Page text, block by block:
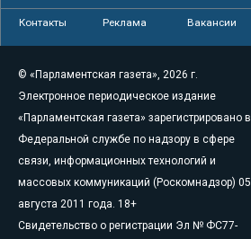
Контакты Реклама Вакансии
© «Парламентская газета», 2026 г.
Электронное периодическое издание
«Парламентская газета» зарегистрировано в
Федеральной службе по надзору в сфере
связи, информационных технологий и
массовых коммуникаций (Роскомнадзор) 05
августа 2011 года. 18+
Свидетельство о регистрации Эл № ФС77-